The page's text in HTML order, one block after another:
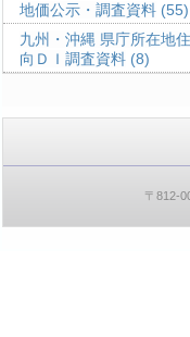
地価公示・調査資料 (55)
九州・沖縄 県庁所在地
向ＤＩ調査資料 (8)
〒812-